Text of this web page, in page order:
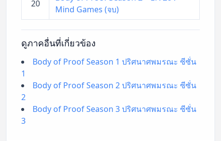
20
Mind Games (จบ)
ดูภาคอื่นที่เกี่ยวข้อง
Body of Proof Season 1 ปริศนาศพมรณะ ซีซั่น
1
Body of Proof Season 2 ปริศนาศพมรณะ ซีซั่น
2
Body of Proof Season 3 ปริศนาศพมรณะ ซีซั่น
3